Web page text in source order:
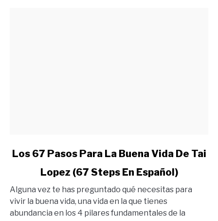
link
67
Pasos
Para
Los 67 Pasos Para La Buena Vida De Tai
Lopez (67 Steps En Español)
Alguna vez te has preguntado qué necesitas para
vivir la buena vida, una vida en la que tienes
abundancia en los 4 pilares fundamentales de la